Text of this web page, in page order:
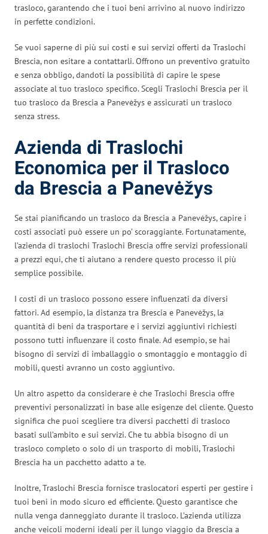
trasloco, garantendo che i tuoi beni arrivino al nuovo indirizzo
in perfette condizioni.
Se vuoi saperne di più sui costi e sui servizi offerti da Traslochi
Brescia, non esitare a contattarli. Offrono un preventivo gratuito
e senza obbligo, dandoti la possibilità di capire le spese
associate al tuo trasloco specifico. Scegli Traslochi Brescia per il
tuo trasloco da Brescia a Panevėžys e assicurati un trasloco
senza stress.
Azienda di Traslochi
Economica per il Trasloco
da Brescia a Panevėžys
Se stai pianificando un trasloco da Brescia a Panevėžys, capire i
costi associati può essere un po’ scoraggiante. Fortunatamente,
l’azienda di traslochi Traslochi Brescia offre servizi professionali
a prezzi equi, che ti aiutano a rendere questo processo il più
semplice possibile.
I costi di un trasloco possono essere influenzati da diversi
fattori. Ad esempio, la distanza tra Brescia e Panevėžys, la
quantità di beni da trasportare e i servizi aggiuntivi richiesti
possono tutti influenzare il costo finale. Ad esempio, se hai
bisogno di servizi di imballaggio o smontaggio e montaggio di
mobili, questi avranno un costo aggiuntivo.
Un altro aspetto da considerare è che Traslochi Brescia offre
preventivi personalizzati in base alle esigenze del cliente. Questo
significa che puoi scegliere tra diversi pacchetti di trasloco
basati sull’ambito e sui servizi. Che tu abbia bisogno di un
trasloco completo o solo di un trasporto di mobili, Traslochi
Brescia ha un pacchetto adatto a te.
Inoltre, Traslochi Brescia fornisce traslocatori esperti per gestire i
tuoi beni in modo sicuro ed efficiente. Questo garantisce che
nulla venga danneggiato durante il trasloco. L’azienda utilizza
anche veicoli moderni ideali per il lungo viaggio da Brescia a